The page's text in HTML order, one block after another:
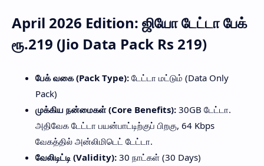
April 2026 Edition: ஜியோ டேட்டா பேக்
ரூ.219 (Jio Data Pack Rs 219)
பேக் வகை (Pack Type): டேட்டா மட்டும் (Data Only
Pack)
முக்கிய நன்மைகள் (Core Benefits): 30GB டேட்டா.
அதிவேக டேட்டா பயன்பாட்டிற்குப் பிறகு, 64 Kbps
வேகத்தில் அன்லிமிடெட் டேட்டா.
வேலிடிட்டி (Validity): 30 நாட்கள் (30 Days)